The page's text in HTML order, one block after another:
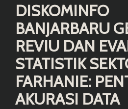
DISKOMINFO
BANJARBARU
REVIU DAN
STATISTIK
FARHANIE:
AKURASI DATA